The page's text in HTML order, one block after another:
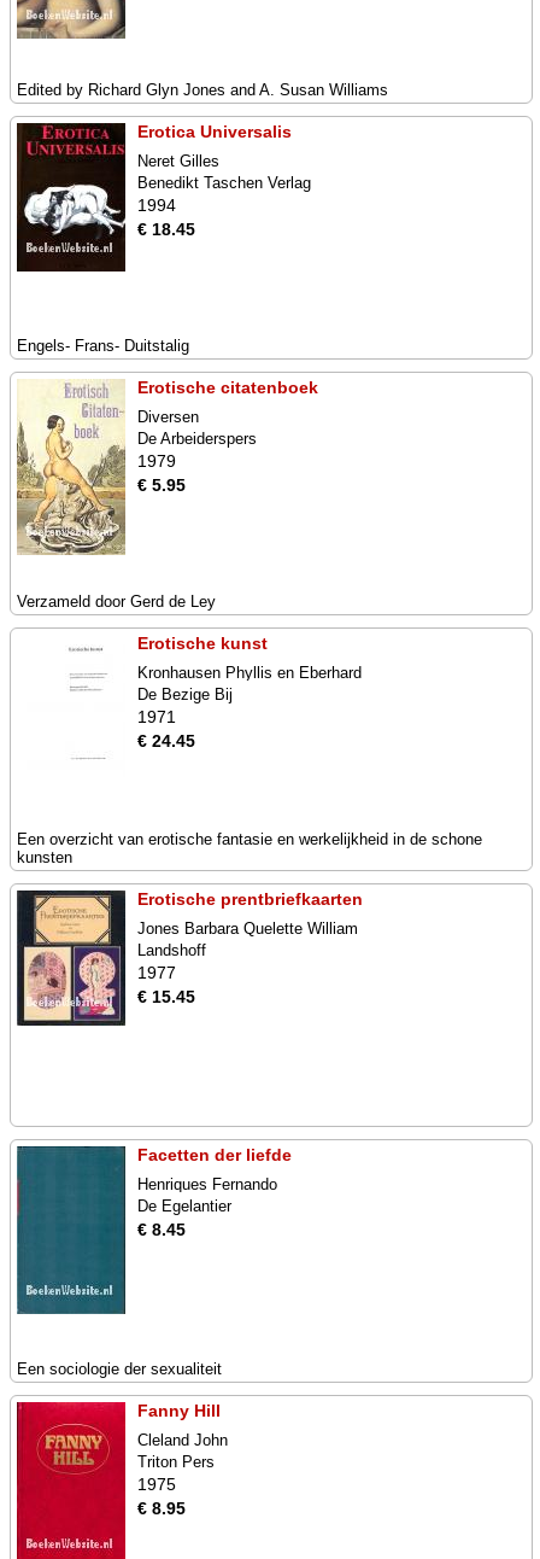
Edited by Richard Glyn Jones and A. Susan Williams
Erotica Universalis
Neret Gilles
Benedikt Taschen Verlag
1994
€ 18.45
Engels- Frans- Duitstalig
Erotische citatenboek
Diversen
De Arbeiderspers
1979
€ 5.95
Verzameld door Gerd de Ley
Erotische kunst
Kronhausen Phyllis en Eberhard
De Bezige Bij
1971
€ 24.45
Een overzicht van erotische fantasie en werkelijkheid in de schone
kunsten
Erotische prentbriefkaarten
Jones Barbara Quelette William
Landshoff
1977
€ 15.45
Facetten der liefde
Henriques Fernando
De Egelantier
€ 8.45
Een sociologie der sexualiteit
Fanny Hill
Cleland John
Triton Pers
1975
€ 8.95